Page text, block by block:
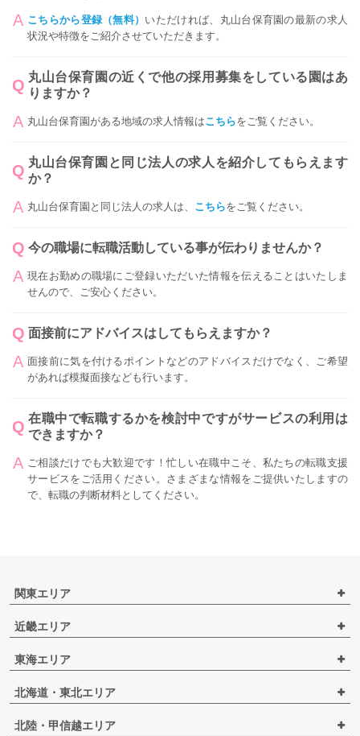
こちらから登録（無料） いただければ、丸山台保育園の最新の求人
状況や特徴をご紹介させていただきます。
丸山台保育園の近くで他の採用募集をしている園はあ
りますか？
丸山台保育園がある地域の求人情報はこちらをご覧ください。
丸山台保育園と同じ法人の求人を紹介してもらえます
か？
丸山台保育園と同じ法人の求人は、 こちらをご覧ください。
今の職場に転職活動している事が伝わりませんか？
現在お勤めの職場にご登録いただいた情報を伝えることはいたしま
せんので、ご安心ください。
面接前にアドバイスはしてもらえますか？
面接前に気を付けるポイントなどのアドバイスだけでなく、ご希望
があれば模擬面接なども行います。
在職中で転職するかを検討中ですがサービスの利用は
できますか？
ご相談だけでも大歓迎です！忙しい在職中こそ、私たちの転職支援
サービスをご活用ください。さまざまな情報をご提供いたしますの
で、転職の判断材料としてください。
関東エリア
近畿エリア
東海エリア
北海道・東北エリア
北陸・甲信越エリア